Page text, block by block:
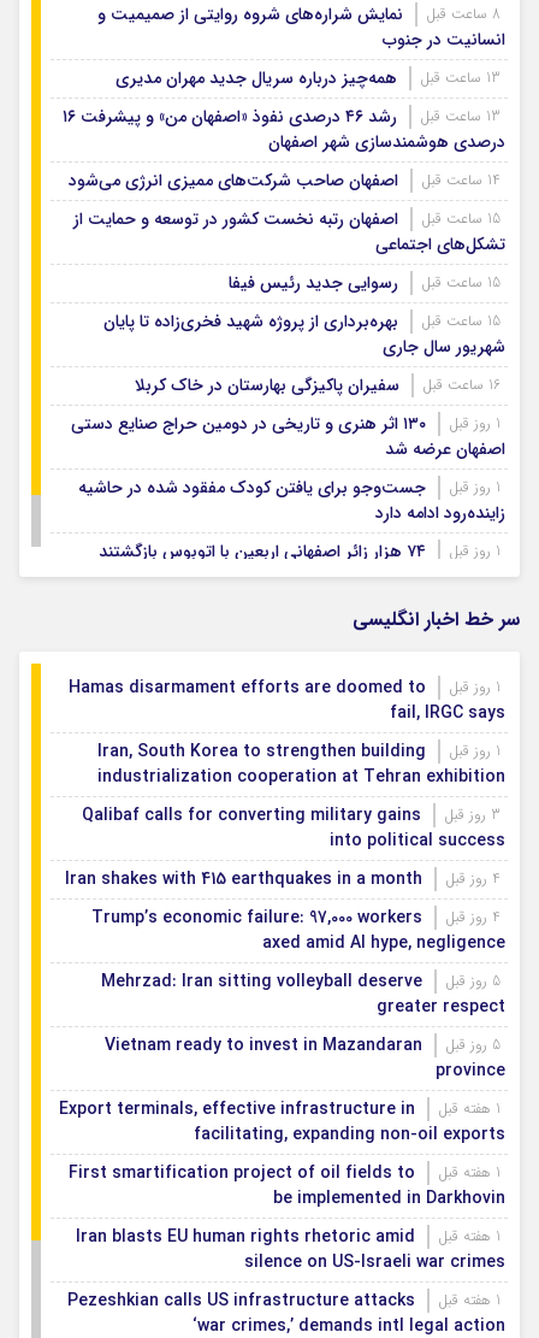
نمایش شراره‌های شروه روایتی از صمیمیت و
انسانیت در جنوب
همه‌چیز درباره سریال جدید مهران مدیری
رشد ۴۶ درصدی نفوذ «اصفهان من» و پیشرفت ۱۶
درصدی هوشمندسازی شهر اصفهان
اصفهان صاحب شرکت‌های ممیزی انرژی می‌شود
اصفهان رتبه نخست کشور در توسعه و حمایت از
تشکل‌های اجتماعی
رسوایی جدید رئیس فیفا
بهره‌برداری از پروژه شهید فخری‌زاده تا پایان
شهریور سال جاری
سفیران پاکیزگی بهارستان در خاک کربلا
۱۳۰ اثر هنری و تاریخی در دومین حراج صنایع دستی
اصفهان عرضه شد
جست‌وجو برای یافتن کودک مفقود شده در حاشیه
زاینده‌رود ادامه دارد
۷۴ هزار زائر اصفهانی اربعین با اتوبوس بازگشتند
سر خط اخبار انگلیسی
Hamas disarmament efforts are doomed to
fail, IRGC says
Iran, South Korea to strengthen building
industrialization cooperation at Tehran exhibition
Qalibaf calls for converting military gains
into political success
Iran shakes with 415 earthquakes in a month
Trump’s economic failure: 97,000 workers
axed amid AI hype, negligence
Mehrzad: Iran sitting volleyball deserve
greater respect
Vietnam ready to invest in Mazandaran
province
Export terminals, effective infrastructure in
facilitating, expanding non-oil exports
First smartification project of oil fields to
be implemented in Darkhovin
Iran blasts EU human rights rhetoric amid
silence on US-Israeli war crimes
Pezeshkian calls US infrastructure attacks
‘war crimes,’ demands intl legal action